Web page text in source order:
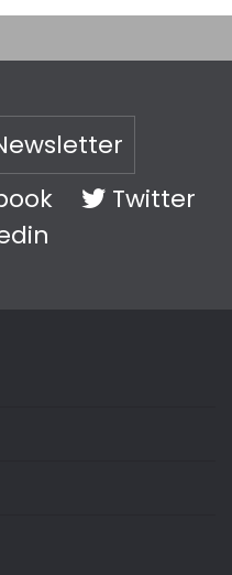
Twitter